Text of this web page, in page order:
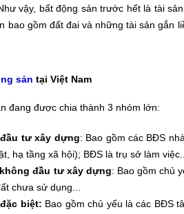
vậy, bất động sản trước hết là tài
bao gồm đất đai và những tài sản
sản tại Việt Nam
đang được chia thành 3 nhóm lớn:
tư xây dựng: Bao gồm các BĐS
hạ tầng xã hội); BĐS là trụ sở làm
đầu tư xây dựng: Bao gồmchủ
chưa sử dụng...
biệt: Bao gồm chủ yếu là các BĐS